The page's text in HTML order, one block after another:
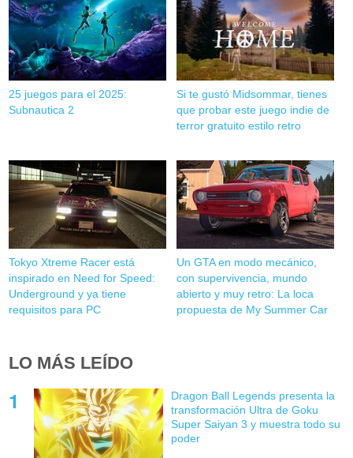
25 juegos para el 2025:
Subnautica 2
Si te gustó Midsommar, tienes
que probar este juego indie de
terror gratuito estilo retro
Tokyo Xtreme Racer está
inspirado en Need for Speed:
Underground y ya tiene
requisitos para PC
Un GTA en modo mecánico,
con supervivencia, mundo
abierto y muy retro: La loca
propuesta de My Summer Car
LO MÁS LEÍDO
Dragon Ball Legends presenta la
transformación Ultra de Goku
Super Saiyan 3 y muestra todo su
poder